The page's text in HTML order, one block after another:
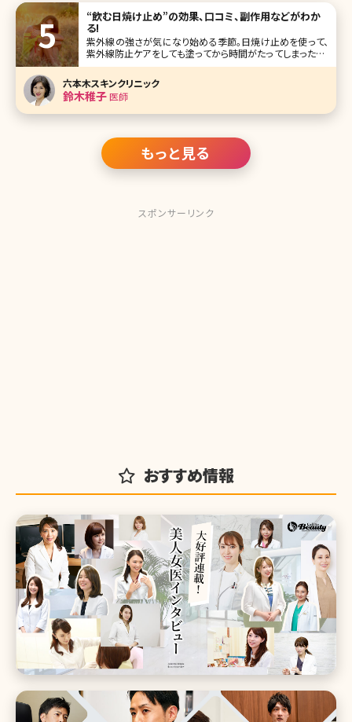
ントを解説していきます。 タレ目メイクにおすすめのアイテム
も紹介するの
“飲む日焼け止め”の効果、口コミ、副作用などがわか
る!
紫外線の強さが気になり始める季節。日焼け止めを使って、
紫外線防止ケアをしても塗ってから時間がたってしまったり、
SPF値の低いものを使っていたりすると「本当に大丈夫か
な?」と不安になることはありませんか?うっかり日傘や手袋、
サングラスなどを忘れて慌てて
六本木スキンクリニック
鈴木稚子医師
もっと見る
スポンサーリンク
おすすめ情報